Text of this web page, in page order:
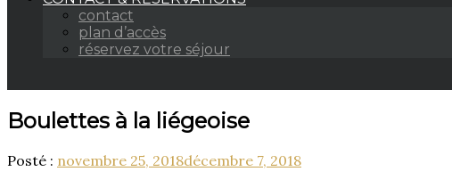
contact
plan d’accès
réservez votre séjour
Boulettes à la liégeoise
Posté : novembre 25, 2018décembre 7, 2018